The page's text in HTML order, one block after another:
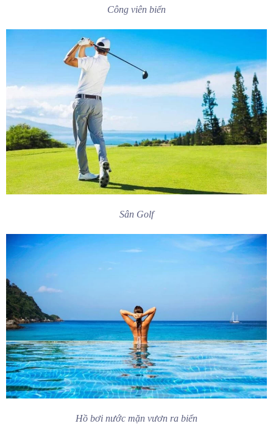
Công viên biển
Sân Golf
Hồ bơi nước mặn vươn ra biển